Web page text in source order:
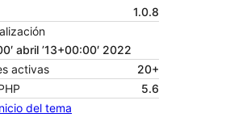
1.0.8
abril ’13+00:00′ 2022
activas
20+
5.6
del tema